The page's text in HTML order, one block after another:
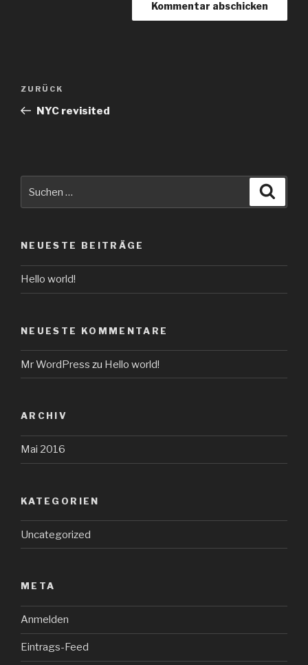
Beitragsnavigation
Vorheriger
Beitrag
ZURÜCK
NYC revisited
nach:
NEUESTE BEITRÄGE
Hello world!
NEUESTE KOMMENTARE
Mr WordPress zu Hello world!
ARCHIV
Mai 2016
KATEGORIEN
Uncategorized
META
Anmelden
Eintrags-Feed